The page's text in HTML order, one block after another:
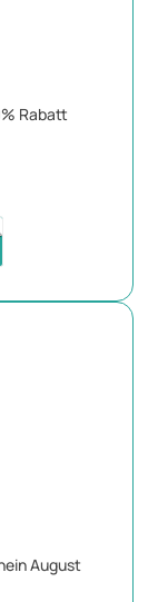
Rabatt
August